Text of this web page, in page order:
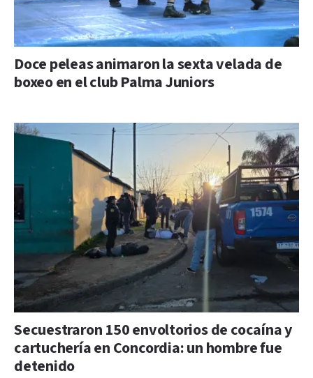
Doce peleas animaron la sexta velada de
boxeo en el club Palma Juniors
Secuestraron 150 envoltorios de cocaína y
cartuchería en Concordia: un hombre fue
detenido